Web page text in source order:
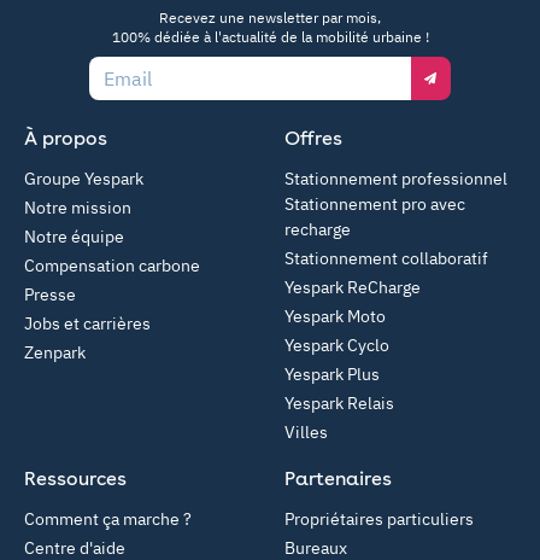
Recevez une newsletter par mois,
100% dédiée à l'actualité de la mobilité urbaine !
À propos
Groupe Yespark
Notre mission
Notre équipe
Compensation carbone
Presse
Jobs et carrières
Zenpark
Offres
Stationnement professionnel
Stationnement pro avec
recharge
Stationnement collaboratif
Yespark ReCharge
Yespark Moto
Yespark Cyclo
Yespark Plus
Yespark Relais
Villes
Partenaires
Propriétaires particuliers
Bureaux
Ressources
Comment ça marche ?
Centre d'aide